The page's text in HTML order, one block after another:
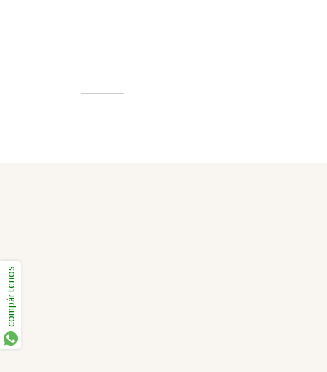
compártenos